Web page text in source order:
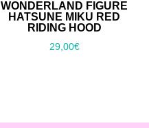
WONDERLAND FIGURE
HATSUNE MIKU RED
RIDING HOOD
29,00€